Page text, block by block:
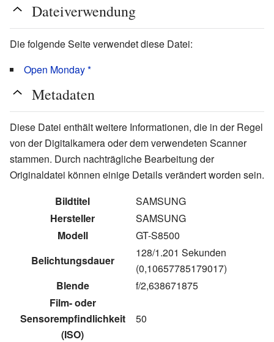
Dateiverwendung
Die folgende Seite verwendet diese Datei:
Open Monday *
Metadaten
Diese Datei enthält weitere Informationen, die in der Regel
von der Digitalkamera oder dem verwendeten Scanner
stammen. Durch nachträgliche Bearbeitung der
Originaldatei können einige Details verändert worden sein.
Bildtitel
SAMSUNG
Hersteller
SAMSUNG
Modell
GT-S8500
Belichtungsdauer
128/1.201 Sekunden
(0,10657785179017)
Blende
f/2,638671875
Film- oder
Sensorempfindlichkeit
(ISO)
50